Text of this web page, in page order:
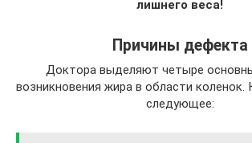
лишнего веса!
Причины дефекта
Доктора выделяют четыре
возникновения жира в области коленок.
следующее: